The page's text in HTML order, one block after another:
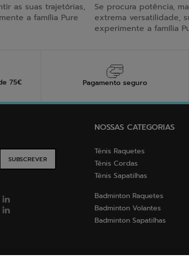
as suas trajetórias,
a família Pure
Se procura potência,
extrema versatilidade,
experimente a família
75€ Pagamento seguro
SUBSCREVER
NOSSAS CATEGORIAS
Ténis Raquetes
Ténis Cordas
Ténis Sapatilhas
Badminton Raquetes
Badminton Volantes
Badminton Sapatilhas